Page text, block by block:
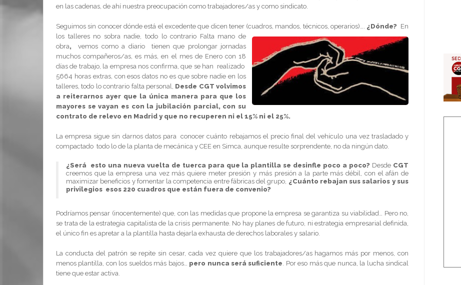
en las cadenas, de ahí nuestra preocupación como trabajadores/as y como sindicato.
Seguimos sin conocer dónde está el excedente que dicen tener (cuadros, mandos, técnicos, operarios)…. ¿Dónde? En
los talleres no sobra nadie, todo lo contrario Falta mano de
obra, vemos como a diario tienen que prolongar jornadas
muchos compañeros/as, es más, en el mes de Enero con 18
días de trabajo, la empresa nos confirma, que se han realizado
5664 horas extras, con esos datos no es que sobre nadie en los
talleres, todo lo contrario falta personal, Desde CGT volvimos
a reiterarnos ayer que la única manera para que los
mayores se vayan es con la jubilación parcial, con su
contrato de relevo en Madrid y que no recuperen ni el 15% ni el 25%.
La empresa sigue sin darnos datos para conocer cuánto rebajamos el precio final del vehículo una vez trasladado y
compactado todo lo de la planta de mecánica y CEE en Simca, aunque resulte sorprendente, no da ningún dato.
¿Será esto una nueva vuelta de tuerca para que la plantilla se desinfle poco a poco? Desde CGT
creemos que la empresa una vez más quiere meter presión y más presión a la parte más débil, con el afán de
maximizar beneficios y fomentar la competencia entre fábricas del grupo, ¿Cuánto rebajan sus salarios y sus
privilegios esos 220 cuadros que están fuera de convenio?
Podríamos pensar (inocentemente) que, con las medidas que propone la empresa se garantiza su viabilidad… Pero no,
se trata de la estrategia capitalista de la crisis permanente. No hay planes de futuro, ni estrategia empresarial definida,
el único fin es apretar a la plantilla hasta dejarla exhausta de derechos laborales y salario.
La conducta del patrón se repite sin cesar, cada vez quiere que los trabajadores/as hagamos más por menos, con
menos plantilla, con los sueldos más bajos… pero nunca será suficiente. Por eso más que nunca, la lucha sindical
tiene que estar activa.